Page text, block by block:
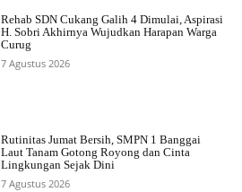
Rehab SDN Cukang Galih 4 Dimulai, Aspirasi
H. Sobri Akhirnya Wujudkan Harapan Warga
Curug
7 Agustus 2026
Rutinitas Jumat Bersih, SMPN 1 Banggai
Laut Tanam Gotong Royong dan Cinta
Lingkungan Sejak Dini
7 Agustus 2026